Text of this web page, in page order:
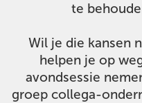
te
Wil je die kansen
helpen je op
avondsessie
groep collega-